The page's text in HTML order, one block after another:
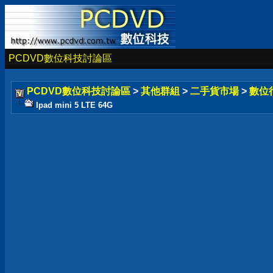
PCDVD數位科技討論區
PCDVD數位科技討論區 > 其他群組 > 二手貨市場 > 數位
Ipad mini 5 LTE 64G